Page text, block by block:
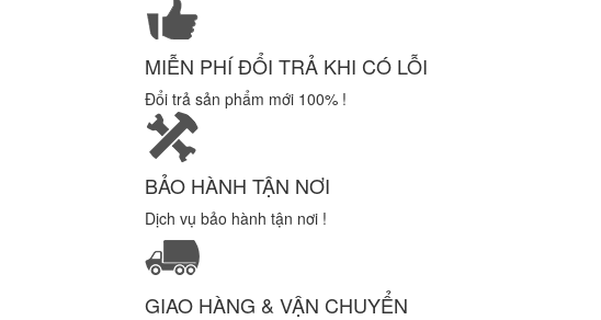
MIỄN PHÍ ĐỔI TRẢ KHI CÓ LỖI
Đổi trả sản phẩm mới 100% !
BẢO HÀNH TẬN NƠI
Dịch vụ bảo hành tận nơi !
GIAO HÀNG & VẬN CHUYỂN